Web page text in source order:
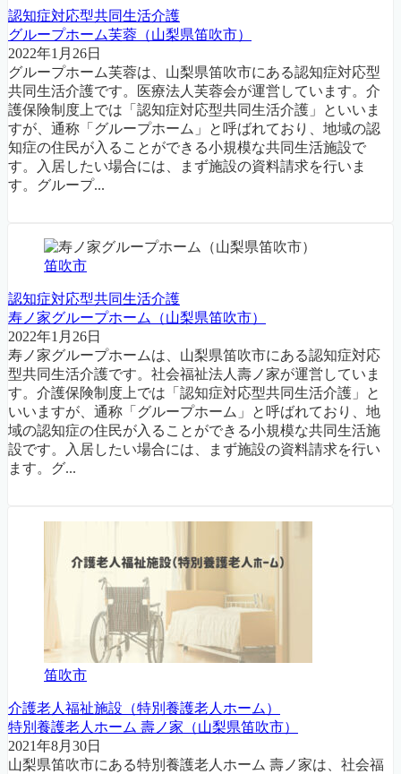
認知症対応型共同生活介護
グループホーム芙蓉（山梨県笛吹市）
2022年1月26日
グループホーム芙蓉は、山梨県笛吹市にある認知症対応型
共同生活介護です。医療法人芙蓉会が運営しています。介
護保険制度上では「認知症対応型共同生活介護」といいま
すが、通称「グループホーム」と呼ばれており、地域の認
知症の住民が入ることができる小規模な共同生活施設で
す。入居したい場合には、まず施設の資料請求を行いま
す。グループ...
笛吹市
認知症対応型共同生活介護
寿ノ家グループホーム（山梨県笛吹市）
2022年1月26日
寿ノ家グループホームは、山梨県笛吹市にある認知症対応
型共同生活介護です。社会福祉法人壽ノ家が運営していま
す。介護保険制度上では「認知症対応型共同生活介護」と
いいますが、通称「グループホーム」と呼ばれており、地
域の認知症の住民が入ることができる小規模な共同生活施
設です。入居したい場合には、まず施設の資料請求を行い
ます。グ...
笛吹市
介護老人福祉施設（特別養護老人ホーム）
特別養護老人ホーム 壽ノ家（山梨県笛吹市）
2021年8月30日
山梨県笛吹市にある特別養護老人ホーム 壽ノ家は、社会福